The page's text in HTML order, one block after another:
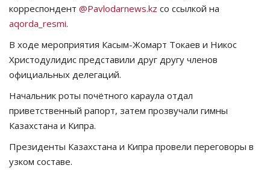
Курултай
Язык
Қазақша Русский
корреспондент @Pavlodarnews.kz со ссылкой на
aqorda_resmi.
В ходе мероприятия Касым-Жомарт Токаев и Никос
Христодулидис представили друг другу членов
официальных делегаций.
Начальник роты почётного караула отдал
приветственный рапорт, затем прозвучали гимны
Казахстана и Кипра.
Президенты Казахстана и Кипра провели переговоры в
узком составе.